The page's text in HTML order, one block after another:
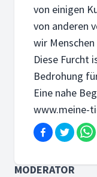
von einigen
von anderen
wir
Diese Furcht
Bedrohung
Eine nahe
www.meine-
MODERATOR